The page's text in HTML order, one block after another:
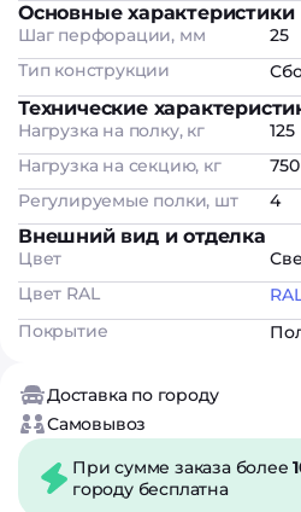
Основные характеристики
Шаг перфорации, мм
25
Тип конструкции
Технические
Нагрузка на полку, кг
125
Нагрузка на секцию, кг
750
Регулируемые полки, шт
4
Внешний вид и отделка
Цвет
Цвет RAL
Покрытие
Доставка по городу
Самовывоз
При сумме заказа более
городу бесплатна